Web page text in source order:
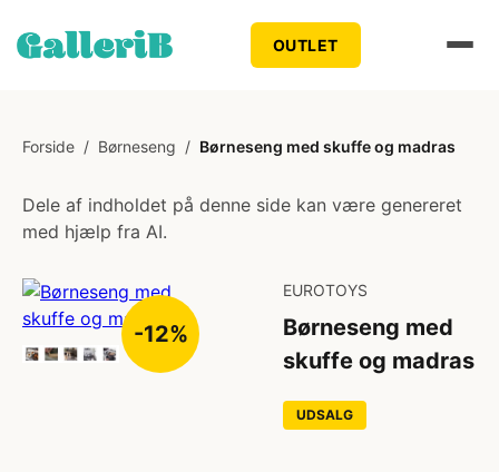
OUTLET
Forside / Børneseng / Børneseng med skuffe og madras
Dele af indholdet på denne side kan være genereret
med hjælp fra AI.
-12%
EUROTOYS
Børneseng med
skuffe og madras
UDSALG